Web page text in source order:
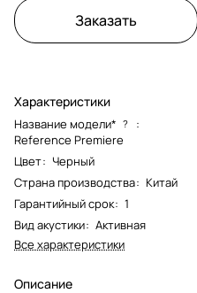
Заказать
Характеристики
Название модели* ?
:
Reference Premiere
Цвет: Черный
Страна производства: Китай
Гарантийный срок: 1
Вид акустики: Активная
Все характеристики
Описание